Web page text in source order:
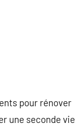
pour rénover
une seconde vie